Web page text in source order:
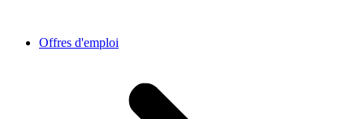
Offres d'emploi